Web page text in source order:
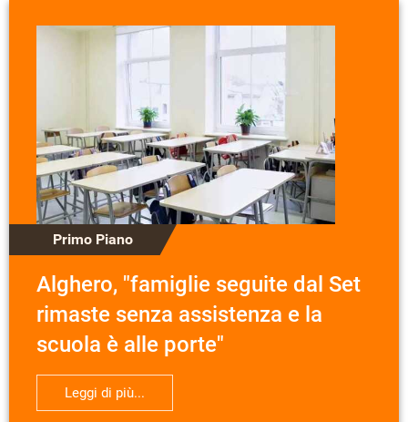
Primo Piano
Alghero, "famiglie seguite dal Set
rimaste senza assistenza e la
scuola è alle porte"
Leggi di più...